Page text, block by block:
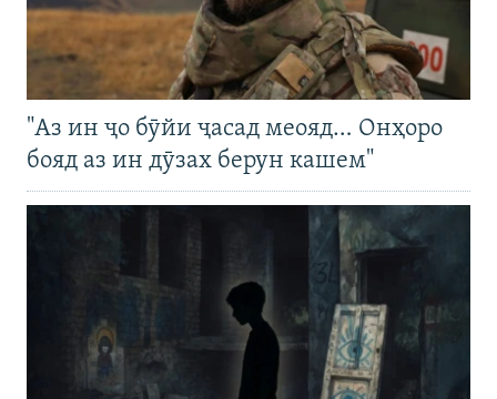
"Аз ин ҷо бӯйи ҷасад меояд… Онҳоро
бояд аз ин дӯзах берун кашем"